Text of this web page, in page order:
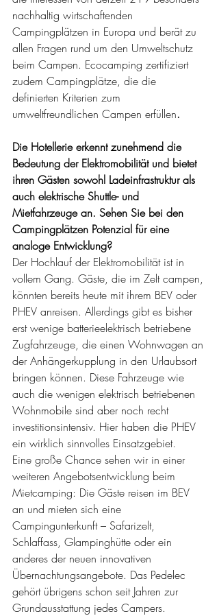
nachhaltig wirtschaftenden
Campingplätzen in Europa und berät zu
allen Fragen rund um den Umweltschutz
beim Campen. Ecocamping zertifiziert
zudem Campingplätze, die die
definierten Kriterien zum
umweltfreundlichen Campen erfüllen.
Die Hotellerie erkennt zunehmend die
Bedeutung der Elektromobilität und bietet
ihren Gästen sowohl Ladeinfrastruktur als
auch elektrische Shuttle- und
Mietfahrzeuge an. Sehen Sie bei den
Campingplätzen Potenzial für eine
analoge Entwicklung?
Der Hochlauf der Elektromobilität ist in
vollem Gang. Gäste, die im Zelt campen,
könnten bereits heute mit ihrem BEV oder
PHEV anreisen. Allerdings gibt es bisher
erst wenige batterieelektrisch betriebene
Zugfahrzeuge, die einen Wohnwagen an
der Anhängerkupplung in den Urlaubsort
bringen können. Diese Fahrzeuge wie
auch die wenigen elektrisch betriebenen
Wohnmobile sind aber noch recht
investitionsintensiv. Hier haben die PHEV
ein wirklich sinnvolles Einsatzgebiet.
Eine große Chance sehen wir in einer
weiteren Angebotsentwicklung beim
Mietcamping: Die Gäste reisen im BEV
an und mieten sich eine
Campingunterkunft – Safarizelt,
Schlaffass, Glampinghütte oder ein
anderes der neuen innovativen
Übernachtungsangebote. Das Pedelec
gehört übrigens schon seit Jahren zur
Grundausstattung jedes Campers.